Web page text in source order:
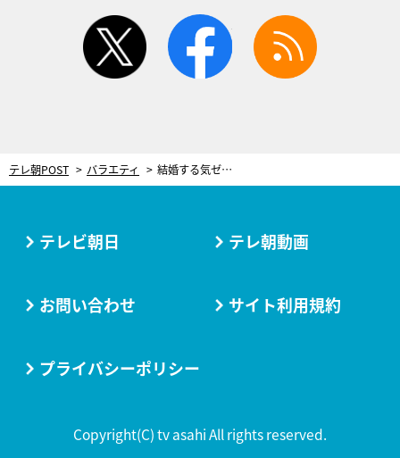
twitter facebook
テレ朝POST バラエティ 結婚する気ゼロの夫…。振り向かせたい妻は19ページのパワポ資料で“心変わらせ作戦”
テレビ朝日 テレ朝動画
お問い合わせ サイト利用規約
プライバシーポリシー
Copyright(C) tv asahi All rights reserved.